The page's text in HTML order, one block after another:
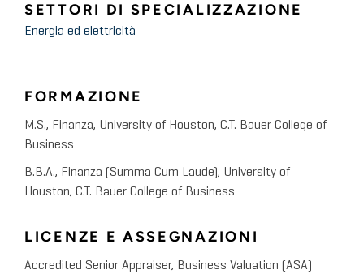
SETTORI DI SPECIALIZZAZIONE
Energia ed elettricità
FORMAZIONE
M.S., Finanza, University of Houston, C.T. Bauer College of
Business
B.B.A., Finanza (Summa Cum Laude), University of
Houston, C.T. Bauer College of Business
LICENZE E ASSEGNAZIONI
Accredited Senior Appraiser, Business Valuation (ASA)